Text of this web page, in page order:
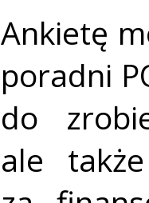
Ankietę
poradni
do
ale